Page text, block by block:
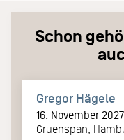
Schon
Gregor Hägele
16. November 2027
Gruenspan,